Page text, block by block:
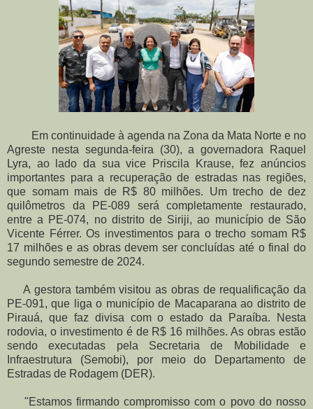
Em continuidade à agenda na Zona da Mata Norte e no
Agreste nesta segunda-feira (30), a governadora Raquel
Lyra, ao lado da sua vice Priscila Krause, fez anúncios
importantes para a recuperação de estradas nas regiões,
que somam mais de R$ 80 milhões. Um trecho de dez
quilômetros da PE-089 será completamente restaurado,
entre a PE-074, no distrito de Siriji, ao município de São
Vicente Férrer. Os investimentos para o trecho somam R$
17 milhões e as obras devem ser concluídas até o final do
segundo semestre de 2024.
A gestora também visitou as obras de requalificação da
PE-091, que liga o município de Macaparana ao distrito de
Pirauá, que faz divisa com o estado da Paraíba. Nesta
rodovia, o investimento é de R$ 16 milhões. As obras estão
sendo executadas pela Secretaria de Mobilidade e
Infraestrutura (Semobi), por meio do Departamento de
Estradas de Rodagem (DER).
"Estamos firmando compromisso com o povo do nosso